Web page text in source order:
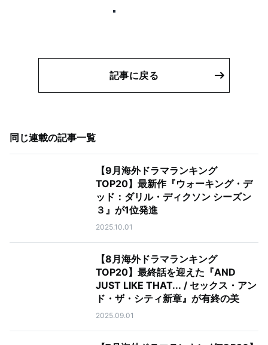
記事に戻る
同じ連載の記事一覧
【9月海外ドラマランキング
TOP20】最新作『ウォーキング・デ
ッド：ダリル・ディクソン シーズン
３』が1位発進
2025.10.01
【8月海外ドラマランキング
TOP20】最終話を迎えた『AND
JUST LIKE THAT... / セックス・アン
ド・ザ・シティ新章』が有終の美
2025.09.01